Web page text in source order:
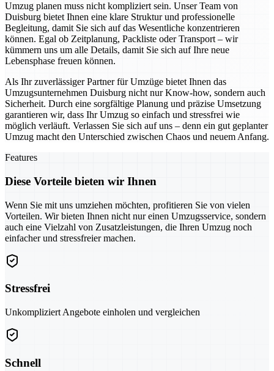
Umzug planen muss nicht kompliziert sein. Unser Team von
Duisburg bietet Ihnen eine klare Struktur und professionelle
Begleitung, damit Sie sich auf das Wesentliche konzentrieren
können. Egal ob Zeitplanung, Packliste oder Transport – wir
kümmern uns um alle Details, damit Sie sich auf Ihre neue
Lebensphase freuen können.
Als Ihr zuverlässiger Partner für Umzüge bietet Ihnen das
Umzugsunternehmen Duisburg nicht nur Know-how, sondern auch
Sicherheit. Durch eine sorgfältige Planung und präzise Umsetzung
garantieren wir, dass Ihr Umzug so einfach und stressfrei wie
möglich verläuft. Verlassen Sie sich auf uns – denn ein gut geplanter
Umzug macht den Unterschied zwischen Chaos und neuem Anfang.
Features
Diese Vorteile bieten wir Ihnen
Wenn Sie mit uns umziehen möchten, profitieren Sie von vielen
Vorteilen. Wir bieten Ihnen nicht nur einen Umzugsservice, sondern
auch eine Vielzahl von Zusatzleistungen, die Ihren Umzug noch
einfacher und stressfreier machen.
Stressfrei
Unkompliziert Angebote einholen und vergleichen
Schnell